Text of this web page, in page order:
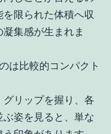
限られた体積へ収
集感が生まれま
は比較的コンパクト
グリップを握り、各
姿を見ると、単な